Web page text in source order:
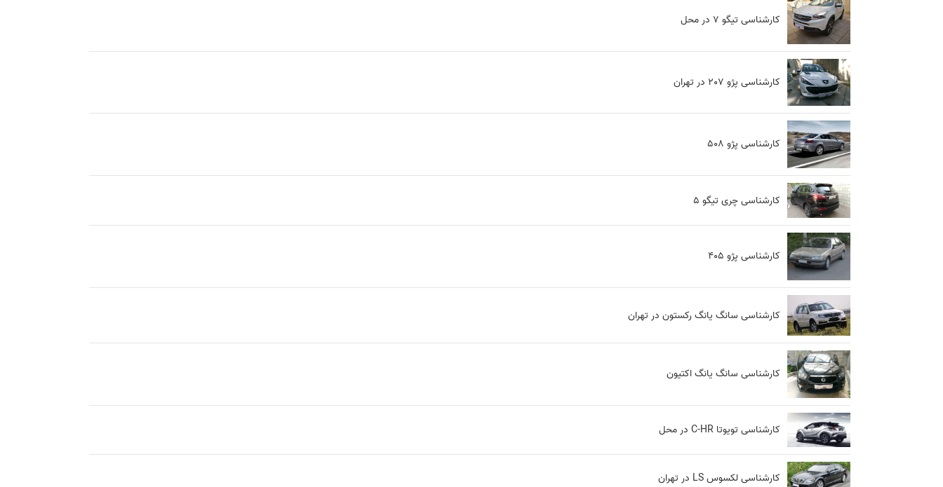
کارشناسی تیگو 7 در محل
کارشناسی پژو 207 در تهران
کارشناسی پژو 508
کارشناسی چری تیگو 5
کارشناسی پژو 405
کارشناسی سانگ یانگ رکستون در تهران
کارشناسی سانگ یانگ اکتیون
کارشناسی تویوتا C-HR در محل
کارشناسی لکسوس LS در تهران